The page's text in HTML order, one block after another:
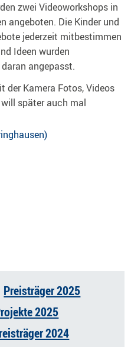
zwei Videoworkshops in
angeboten. Die Kinder und
jederzeit mitbestimmen
Ideen wurden
angepasst.
der Kamera Fotos, Videos
später auch mal
Preisträger 2025
2025
2024